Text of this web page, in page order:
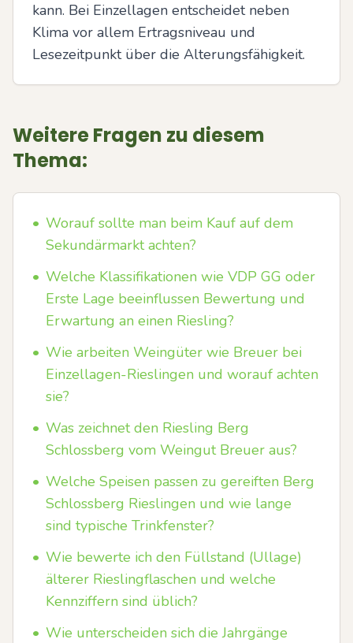
kann. Bei Einzellagen entscheidet neben
Klima vor allem Ertragsniveau und
Lesezeitpunkt über die Alterungsfähigkeit.
Weitere Fragen zu diesem
Thema:
• Worauf sollte man beim Kauf auf dem
Sekundärmarkt achten?
• Welche Klassifikationen wie VDP GG oder
Erste Lage beeinflussen Bewertung und
Erwartung an einen Riesling?
• Wie arbeiten Weingüter wie Breuer bei
Einzellagen-Rieslingen und worauf achten
sie?
• Was zeichnet den Riesling Berg
Schlossberg vom Weingut Breuer aus?
• Welche Speisen passen zu gereiften Berg
Schlossberg Rieslingen und wie lange
sind typische Trinkfenster?
• Wie bewerte ich den Füllstand (Ullage)
älterer Rieslingflaschen und welche
Kennziffern sind üblich?
• Wie unterscheiden sich die Jahrgänge